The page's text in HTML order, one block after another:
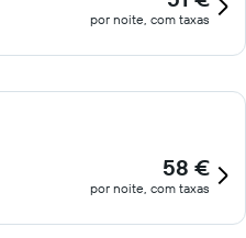
por noite, com taxas
58 €
por noite, com taxas